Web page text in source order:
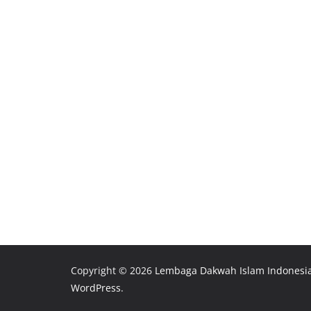
Copyright © 2026 Lembaga Dakwah Islam
WordPress.